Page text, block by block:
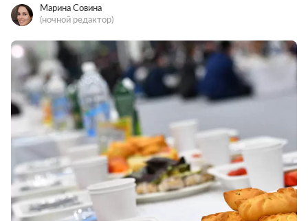
Марина Совина
(ночной редактор)